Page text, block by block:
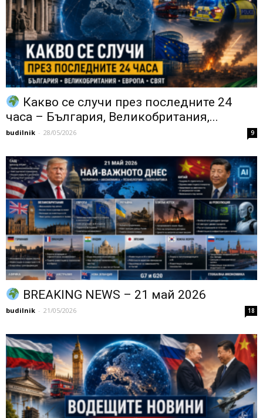
Какво се случи през последните 24
часа – България, Великобритания,...
budilnik - 28/05/2026 9
BREAKING NEWS – 21 май 2026
budilnik - 21/05/2026 18